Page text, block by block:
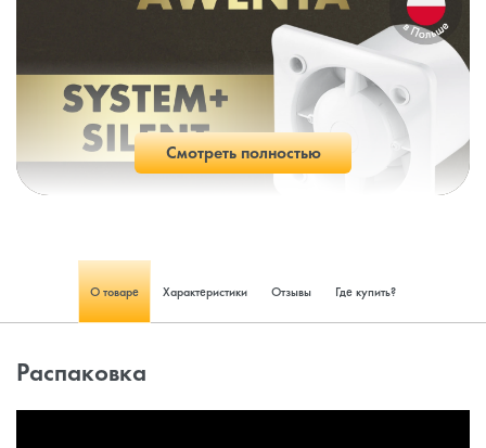
Смотреть полностью
О товаре Характеристики Отзывы Где купить?
Распаковка